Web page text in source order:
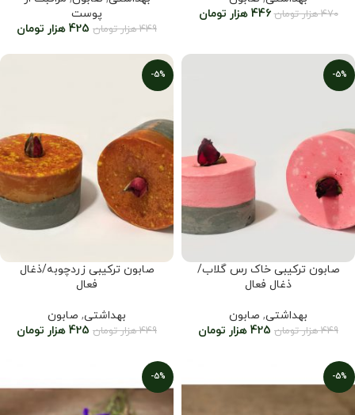
470 هزار تومان 446 هزار تومان
پوست
449 هزار تومان 425 هزار تومان
-5%
صابون ترکیبی خاک رس گلاب/
ذغال فعال
بهداشتی, صابون
449 هزار تومان 425 هزار تومان
-5%
صابون ترکیبی زردچوبه/ذغال
فعال
بهداشتی, صابون
449 هزار تومان 425 هزار تومان
-5%
-5%